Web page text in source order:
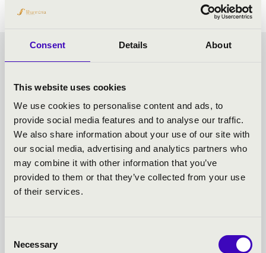
Consent Details About
This website uses cookies
We use cookies to personalise content and ads, to
provide social media features and to analyse our traffic.
We also share information about your use of our site with
our social media, advertising and analytics partners who
may combine it with other information that you’ve
provided to them or that they’ve collected from your use
of their services.
Selection
Necessary
VASÁRNAPI
MATINÉHANGVERSENYEK
2 - SZEGED - TOVÁBBI
KONCERTEK